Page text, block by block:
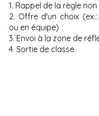
1. Rappel de la règle
2. Offre d'un choix
ou en équipe)
3. Envoi à la zone de
4. Sortie de classe